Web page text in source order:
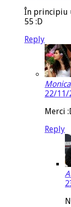
În principiu
55 :D
Reply
Monica
22/11/
Merci
Reply